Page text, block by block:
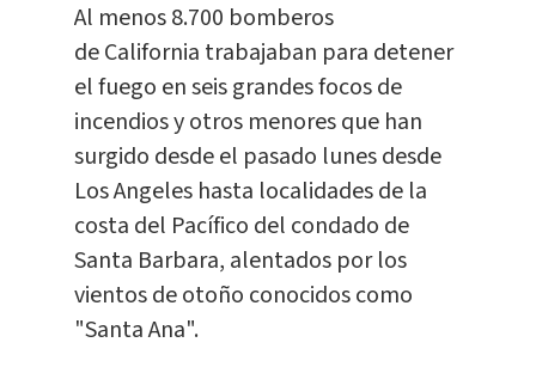
Al menos 8.700 bomberos
de California trabajaban para detener
el fuego en seis grandes focos de
incendios y otros menores que han
surgido desde el pasado lunes desde
Los Angeles hasta localidades de la
costa del Pacífico del condado de
Santa Barbara, alentados por los
vientos de otoño conocidos como
"Santa Ana".